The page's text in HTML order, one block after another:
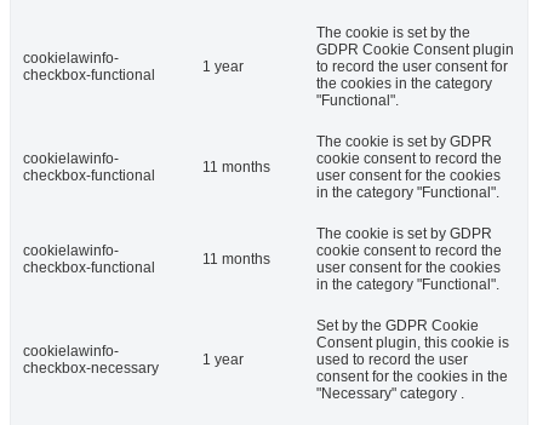
cookielawinfo-
checkbox-functional
1 year
The cookie is set by the
GDPR Cookie Consent plugin
to record the user consent for
the cookies in the category
"Functional".
cookielawinfo-
checkbox-functional
11 months
The cookie is set by GDPR
cookie consent to record the
user consent for the cookies
in the category "Functional".
cookielawinfo-
checkbox-functional
11 months
The cookie is set by GDPR
cookie consent to record the
user consent for the cookies
in the category "Functional".
cookielawinfo-
checkbox-necessary
1 year
Set by the GDPR Cookie
Consent plugin, this cookie is
used to record the user
consent for the cookies in the
"Necessary" category .